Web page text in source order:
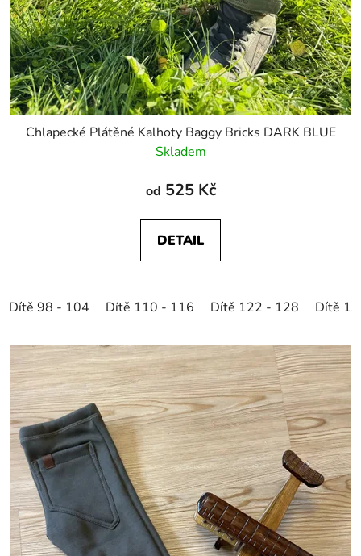
Chlapecké Plátěné Kalhoty Baggy Bricks DARK BLUE
Skladem
od 525 Kč
DETAIL
Dítě 98 - 104 Dítě 110 - 116 Dítě 122 - 128 Dítě